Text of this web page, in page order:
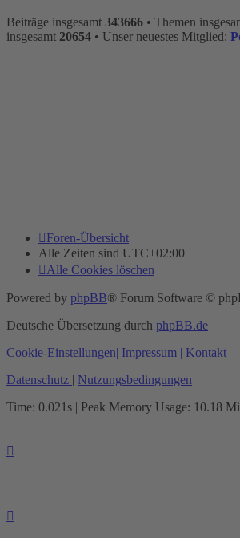
Beiträge insgesamt 343666 • Themen
insgesamt 20654 • Unser neuestes Mitglied:
Foren-Übersicht
Alle Zeiten sind UTC+02:00
Alle Cookies löschen
Powered by phpBB® Forum Software ©
Deutsche Übersetzung durch phpBB.de
Cookie-Einstellungen| Impressum | Kontakt
Datenschutz | Nutzungsbedingungen
Time: 0.021s | Peak Memory Usage: 10.18